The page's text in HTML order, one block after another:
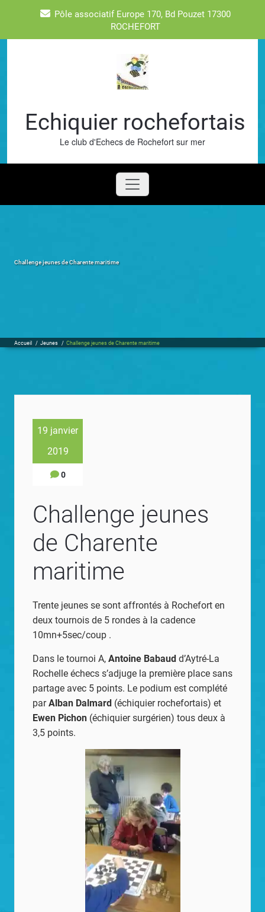
Pôle associatif Europe 170, Bd Pouzet 17300
ROCHEFORT
Echiquier rochefortais
Le club d'Echecs de Rochefort sur mer
Challenge jeunes de Charente maritime
Accueil / Jeunes / Challenge jeunes de Charente maritime
19 janvier
2019
0
Challenge jeunes
de Charente
maritime
Trente jeunes se sont affrontés à Rochefort en
deux tournois de 5 rondes à la cadence
10mn+5sec/coup .
Dans le tournoi A, Antoine Babaud d’Aytré-La
Rochelle échecs s’adjuge la première place sans
partage avec 5 points. Le podium est complété
parAlban Dalmard (échiquier rochefortais) et
Ewen Pichon (échiquier surgérien) tous deux à
3,5 points.